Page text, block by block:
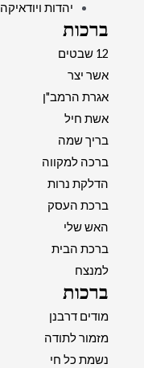
יהדות ויודאיקה
ברכות
12 שבטים
אשר יצר
אגרת הרמב"ן
אשת חיל
בריך שמה
ברכה למקווה
הדלקת נרות
ברכת העסק
האש שלי
ברכת הבית
למנצח
ברכות
מודים דרבנן
מזמור לתודה
נשמת כל חי